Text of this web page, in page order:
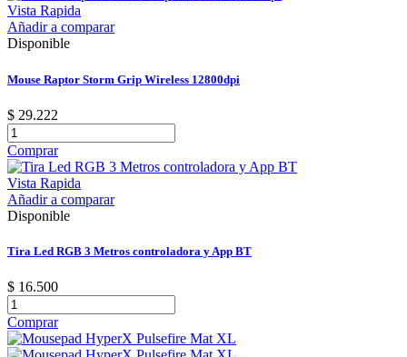
Vista Rapida
Añadir a comparar
Disponible
Mouse Raptor Storm Grip Wireless 12800dpi
$ 29.222
Comprar
Vista Rapida
Añadir a comparar
Disponible
Tira Led RGB 3 Metros controladora y App BT
$ 16.500
Comprar